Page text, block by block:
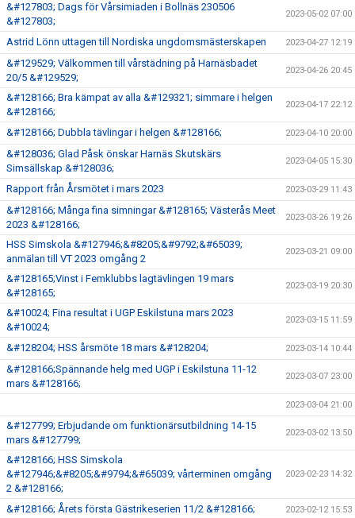
&#127803; Dags för Vårsimiaden i Bollnäs 230506
&#127803;
2023-05-02 07:00
Astrid Lönn uttagen till Nordiska ungdomsmästerskapen 2023-04-27 12:19
&#129529; Välkommen till vårstädning på Harnäsbadet
20/5 &#129529;
2023-04-26 20:45
&#128166; Bra kämpat av alla &#129321; simmare i helgen
&#128166;
2023-04-17 22:12
&#128166; Dubbla tävlingar i helgen &#128166; 2023-04-10 20:00
&#128036; Glad Påsk önskar Harnäs Skutskärs
Simsällskap &#128036;
2023-04-05 15:30
Rapport från Årsmötet i mars 2023 2023-03-29 11:43
&#128166; Många fina simningar &#128165; Västerås Meet
2023 &#128166;
2023-03-26 19:26
HSS Simskola &#127946;&#8205;&#9792;&#65039;
anmälan till VT 2023 omgång 2
2023-03-21 09:00
&#128165;Vinst i Femklubbs lagtävlingen 19 mars
&#128165;
2023-03-19 20:30
&#10024; Fina resultat i UGP Eskilstuna mars 2023
&#10024;
2023-03-15 11:59
&#128204; HSS årsmöte 18 mars &#128204; 2023-03-14 10:44
&#128166;Spännande helg med UGP i Eskilstuna 11-12
mars &#128166;
2023-03-07 23:00
2023-03-04 21:00
&#127799; Erbjudande om funktionärsutbildning 14-15
mars &#127799;
2023-03-02 13:50
&#128166; HSS Simskola
&#127946;&#8205;&#9794;&#65039; vårterminen omgång
2 &#128166;
2023-02-23 14:32
&#128166; Årets första Gästrikeserien 11/2 &#128166; 2023-02-12 15:53